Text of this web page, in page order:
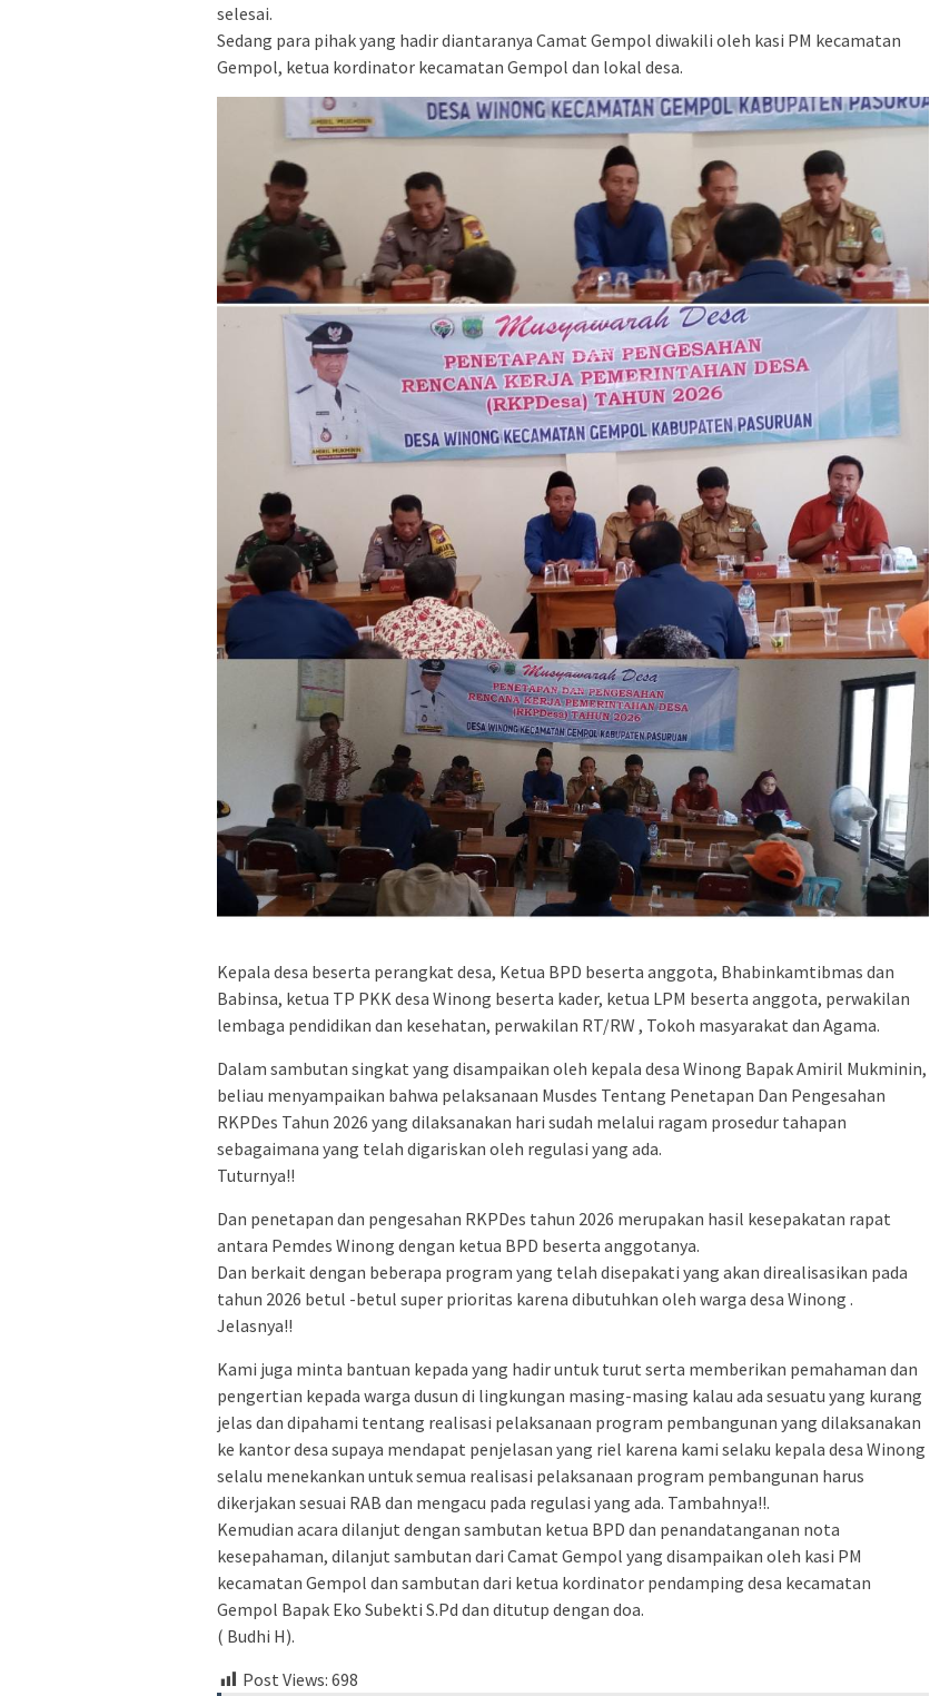
selesai.
Sedang para pihak yang hadir diantaranya Camat Gempol diwakili oleh kasi PM kecamatan
Gempol, ketua kordinator kecamatan Gempol dan lokal desa.
Kepala desa beserta perangkat desa, Ketua BPD beserta anggota, Bhabinkamtibmas dan
Babinsa, ketua TP PKK desa Winong beserta kader, ketua LPM beserta anggota, perwakilan
lembaga pendidikan dan kesehatan, perwakilan RT/RW , Tokoh masyarakat dan Agama.
Dalam sambutan singkat yang disampaikan oleh kepala desa Winong Bapak Amiril Mukminin,
beliau menyampaikan bahwa pelaksanaan Musdes Tentang Penetapan Dan Pengesahan
RKPDes Tahun 2026 yang dilaksanakan hari sudah melalui ragam prosedur tahapan
sebagaimana yang telah digariskan oleh regulasi yang ada.
Tuturnya!!
Dan penetapan dan pengesahan RKPDes tahun 2026 merupakan hasil kesepakatan rapat
antara Pemdes Winong dengan ketua BPD beserta anggotanya.
Dan berkait dengan beberapa program yang telah disepakati yang akan direalisasikan pada
tahun 2026 betul -betul super prioritas karena dibutuhkan oleh warga desa Winong .
Jelasnya!!
Kami juga minta bantuan kepada yang hadir untuk turut serta memberikan pemahaman dan
pengertian kepada warga dusun di lingkungan masing-masing kalau ada sesuatu yang kurang
jelas dan dipahami tentang realisasi pelaksanaan program pembangunan yang dilaksanakan
ke kantor desa supaya mendapat penjelasan yang riel karena kami selaku kepala desa Winong
selalu menekankan untuk semua realisasi pelaksanaan program pembangunan harus
dikerjakan sesuai RAB dan mengacu pada regulasi yang ada. Tambahnya!!.
Kemudian acara dilanjut dengan sambutan ketua BPD dan penandatanganan nota
kesepahaman, dilanjut sambutan dari Camat Gempol yang disampaikan oleh kasi PM
kecamatan Gempol dan sambutan dari ketua kordinator pendamping desa kecamatan
Gempol Bapak Eko Subekti S.Pd dan ditutup dengan doa.
( Budhi H).
Post Views: 698